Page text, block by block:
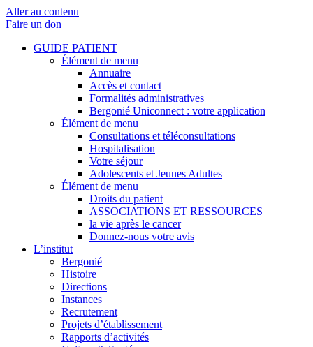
Aller au contenu
Faire un don
GUIDE PATIENT
Élément de menu
Annuaire
Accès et contact
Formalités administratives
Bergonié Uniconnect : votre application
Élément de menu
Consultations et téléconsultations
Hospitalisation
Votre séjour
Adolescents et Jeunes Adultes
Élément de menu
Droits du patient
ASSOCIATIONS ET RESSOURCES
la vie après le cancer
Donnez-nous votre avis
L’institut
Bergonié
Histoire
Directions
Instances
Recrutement
Projets d’établissement
Rapports d’activités